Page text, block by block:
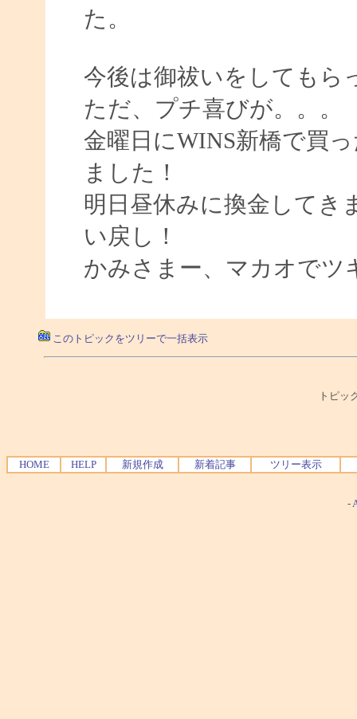
た。
今後は御祓いをしてもら
ただ、プチ喜びが。。。
金曜日にWINS新橋で買
ました！
明日昼休みに換金してき
い戻し！
かみさまー、マカオでツ
このトピックをツリーで一括表示
トピッ
HOME HELP 新規作成 新着記事 ツリー表示
-